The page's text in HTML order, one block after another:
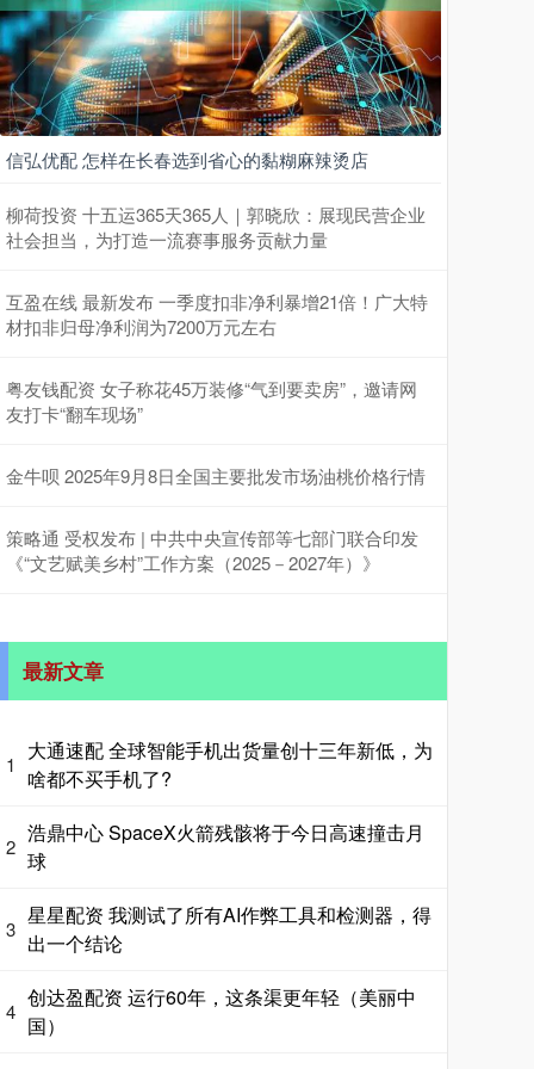
信弘优配 怎样在长春选到省心的黏糊麻辣烫店
柳荷投资 十五运365天365人｜郭晓欣：展现民营企业
社会担当，为打造一流赛事服务贡献力量
互盈在线 最新发布 一季度扣非净利暴增21倍！广大特
材扣非归母净利润为7200万元左右
粤友钱配资 女子称花45万装修“气到要卖房”，邀请网
友打卡“翻车现场”
金牛呗 2025年9月8日全国主要批发市场油桃价格行情
策略通 受权发布 | 中共中央宣传部等七部门联合印发
《“文艺赋美乡村”工作方案（2025－2027年）》
最新文章
1
大通速配 全球智能手机出货量创十三年新低，为
啥都不买手机了?
2
浩鼎中心 SpaceX火箭残骸将于今日高速撞击月
球
3
星星配资 我测试了所有AI作弊工具和检测器，得
出一个结论
4
创达盈配资 运行60年，这条渠更年轻（美丽中
国）